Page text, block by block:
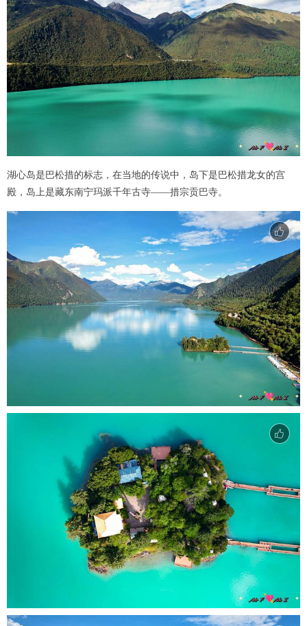
湖心岛是巴松措的标志，在当地的传说中，岛下是巴松措龙女的宫
殿，岛上是藏东南宁玛派千年古寺——措宗贡巴寺。